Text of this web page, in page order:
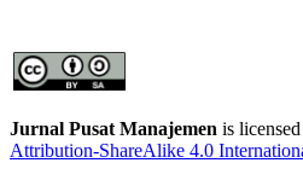
Jurnal Pusat Manajemen is
Attribution-ShareAlike 4.0